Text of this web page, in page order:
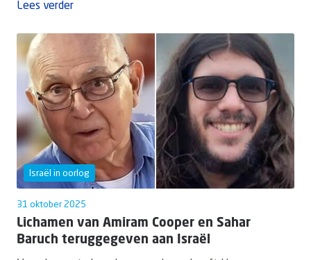
Lees verder
Israël in oorlog
31 oktober 2025
Lichamen van Amiram Cooper en Sahar
Baruch teruggegeven aan Israël